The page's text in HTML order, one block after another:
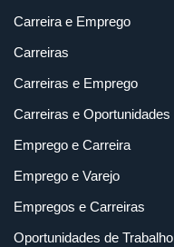
Carreira e Emprego
Carreiras
Carreiras e Emprego
Carreiras e Oportunidades
Emprego e Carreira
Emprego e Varejo
Empregos e Carreiras
Oportunidades de Trabalho